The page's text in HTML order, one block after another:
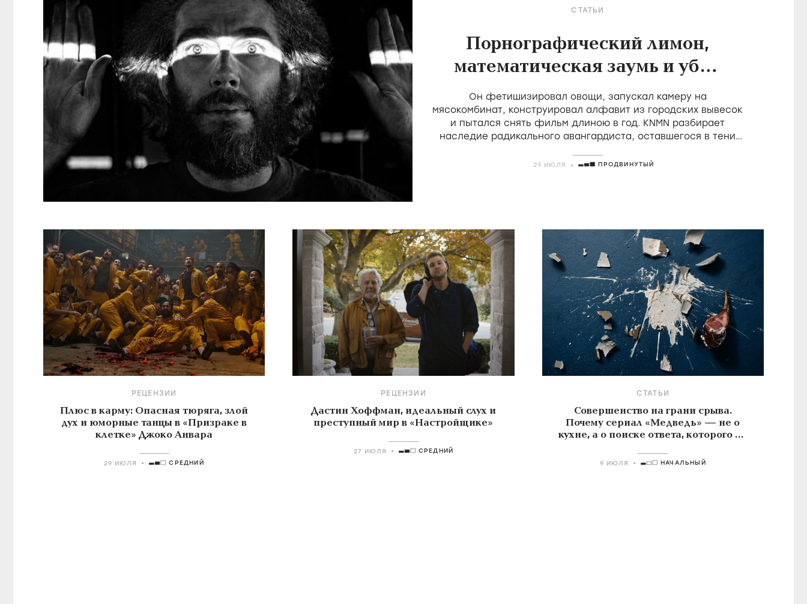
СТАТЬИ
Порнографический лимон,
математическая заумь и убой
скота в фильмах Холлиса
Фрэмптона
Он фетишизировал овощи, запускал камеру на
мясокомбинат, конструировал алфавит из городских вывесок
и пытался снять фильм длиною в год. KNMN разбирает
наследие радикального авангардиста, оставшегося в тени
29 ИЮЛЯ ПРОДВИНУТЫЙ
РЕЦЕНЗИИ
Плюс в карму: Опасная тюряга, злой
дух и юморные танцы в «Призраке в
клетке» Джоко Анвара
29 ИЮЛЯ СРЕДНИЙ
РЕЦЕНЗИИ
Дастин Хоффман, идеальный слух и
преступный мир в «Настройщике»
27 ИЮЛЯ СРЕДНИЙ
СТАТЬИ
Совершенство на грани срыва.
Почему сериал «Медведь» — не о
кухне, а о поиске ответа, которого не
9 ИЮЛЯ НАЧАЛЬНЫЙ